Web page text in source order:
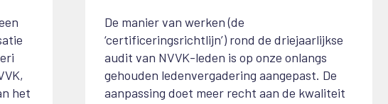
het
De manier van werken (de
‘certificeringsrichtlijn’) rond de driejaarlijkse
audit van NVVK-leden is op onze onlangs
gehouden ledenvergadering aangepast. De
aanpassing doet meer recht aan de kwaliteit